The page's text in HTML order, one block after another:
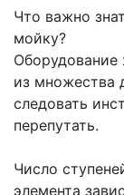
Что важно
мойку?
Оборудование
из множества
следовать
перепутать.
Число
элемента